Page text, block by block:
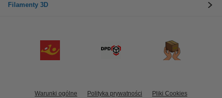
Filamenty 3D
Warunki ogólne Polityka prywatności Pliki Cookies